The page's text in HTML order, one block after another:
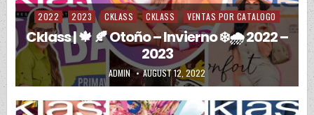
Posted in
2022 2023 CKLASS CKLASS VENTAS POR CATALOGO
Cklass | 🍁 🍂 Otoño – Invierno ❄️🌧️ 2022 –
2023
AUTHOR:
ADMIN PUBLISHED DATE:
AUGUST 12, 2022